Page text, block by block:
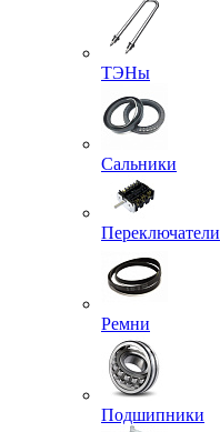
ТЭНы
Сальники
Переключатели
Ремни
Подшипники